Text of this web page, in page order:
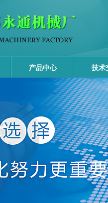
产品中心 技术